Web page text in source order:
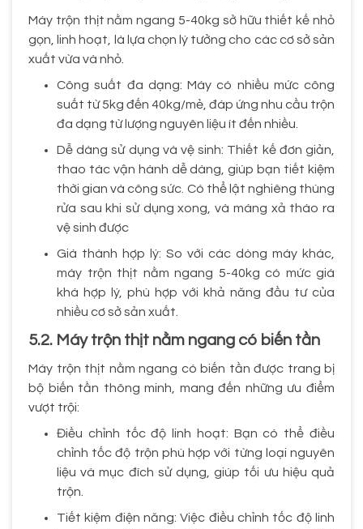
Máy trộn thịt nằm ngang 5-40kg sở hữu thiết kế nhỏ
gọn, linh hoạt, là lựa chọn lý tưởng cho các cơ sở sản
xuất vừa và nhỏ.
Công suất đa dạng: Máy có nhiều mức công
suất từ 5kg đến 40kg/mẻ, đáp ứng nhu cầu trộn
đa dạng từ lượng nguyên liệu ít đến nhiều.
Dễ dàng sử dụng và vệ sinh: Thiết kế đơn giản,
thao tác vận hành dễ dàng, giúp bạn tiết kiệm
thời gian và công sức. Có thể lật nghiêng thùng
rửa sau khi sử dụng xong, và máng xả tháo ra
vệ sinh được
Giá thành hợp lý: So với các dòng máy khác,
máy trộn thịt nằm ngang 5-40kg có mức giá
khá hợp lý, phù hợp với khả năng đầu tư của
nhiều cơ sở sản xuất.
5.2. Máy trộn thịt nằm ngang có biến tần
Máy trộn thịt nằm ngang có biến tần được trang bị
bộ biến tần thông minh, mang đến những ưu điểm
vượt trội:
Điều chỉnh tốc độ linh hoạt: Bạn có thể điều
chỉnh tốc độ trộn phù hợp với từng loại nguyên
liệu và mục đích sử dụng, giúp tối ưu hiệu quả
trộn.
Tiết kiệm điện năng: Việc điều chỉnh tốc độ linh